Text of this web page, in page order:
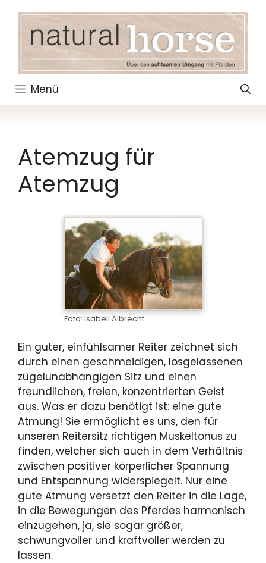
springen
Menü
Atemzug für
Atemzug
Foto: Isabell Albrecht
Ein guter, einfühlsamer Reiter zeichnet sich
durch einen geschmeidigen, losgelassenen
zügelunabhängigen Sitz und einen
freundlichen, freien, konzentrierten Geist
aus. Was er dazu benötigt ist: eine gute
Atmung! Sie ermöglicht es uns, den für
unseren Reitersitz richtigen Muskeltonus zu
finden, welcher sich auch in dem Verhältnis
zwischen positiver körperlicher Spannung
und Entspannung widerspiegelt. Nur eine
gute Atmung versetzt den Reiter in die Lage,
in die Bewegungen des Pferdes harmonisch
einzugehen, ja, sie sogar größer,
schwungvoller und kraftvoller werden zu
lassen.